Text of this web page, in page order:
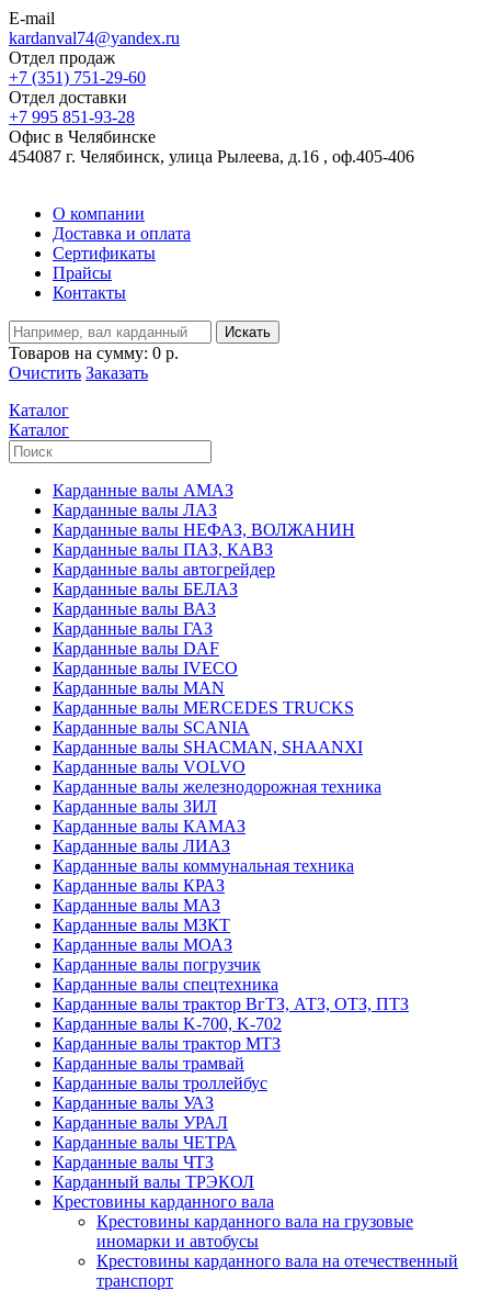
E-mail
kardanval74@yandex.ru
Отдел продаж
+7 (351) 751-29-60
Отдел доставки
+7 995 851-93-28
Офис в Челябинске
454087 г. Челябинск, улица Рылеева, д.16 , оф.405-406
О компании
Доставка и оплата
Сертификаты
Прайсы
Контакты
Искать
Товаров на сумму: 0 р.
Очистить Заказать
Каталог
Каталог
Карданные валы АМАЗ
Карданные валы ЛАЗ
Карданные валы НЕФАЗ, ВОЛЖАНИН
Карданные валы ПАЗ, КАВЗ
Карданные валы автогрейдер
Карданные валы БЕЛАЗ
Карданные валы ВАЗ
Карданные валы ГАЗ
Карданные валы DAF
Карданные валы IVECO
Карданные валы MAN
Карданные валы MERCEDES TRUCKS
Карданные валы SCANIA
Карданные валы SHACMAN, SHAANXI
Карданные валы VOLVO
Карданные валы железнодорожная техника
Карданные валы ЗИЛ
Карданные валы КАМАЗ
Карданные валы ЛИАЗ
Карданные валы коммунальная техника
Карданные валы КРАЗ
Карданные валы МАЗ
Карданные валы МЗКТ
Карданные валы МОАЗ
Карданные валы погрузчик
Карданные валы спецтехника
Карданные валы трактор ВгТЗ, АТЗ, ОТЗ, ПТЗ
Карданные валы K-700, K-702
Карданные валы трактор МТЗ
Карданные валы трамвай
Карданные валы троллейбус
Карданные валы УАЗ
Карданные валы УРАЛ
Карданные валы ЧЕТРА
Карданные валы ЧТЗ
Карданный валы ТРЭКОЛ
Крестовины карданного вала
Крестовины карданного вала на грузовые
иномарки и автобусы
Крестовины карданного вала на отечественный
транспорт